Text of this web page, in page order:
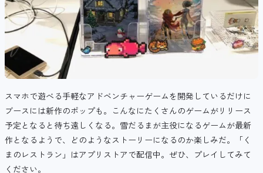
スマホで遊べる手軽なアドベンチャーゲームを開発しているだけに
ブースには新作のポップも。こんなにたくさんのゲームがリリース
予定となると待ち遠しくなる。雪だるまが主役になるゲームが最新
作となるようで、どのようなストーリーになるのか楽しみだ。「く
まのレストラン」はアプリストアで配信中。ぜひ、プレイしてみて
ください。